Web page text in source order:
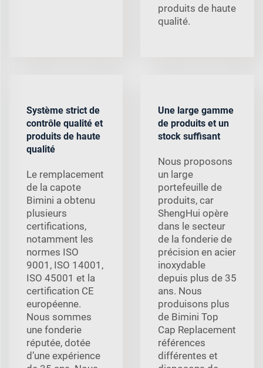
produits de haute
qualité.
Système strict de
contrôle qualité et
produits de haute
qualité
Le remplacement
de la capote
Bimini a obtenu
plusieurs
certifications,
notamment les
normes ISO
9001, ISO 14001,
ISO 45001 et la
certification CE
européenne.
Nous sommes
une fonderie
réputée, dotée
d’une expérience
Une large gamme
de produits et un
stock suffisant
Nous proposons
un large
portefeuille de
produits, car
ShengHui opère
dans le secteur
de la fonderie de
précision en acier
inoxydable
depuis plus de 35
ans. Nous
produisons plus
de Bimini Top
Cap Replacement
références
différentes et